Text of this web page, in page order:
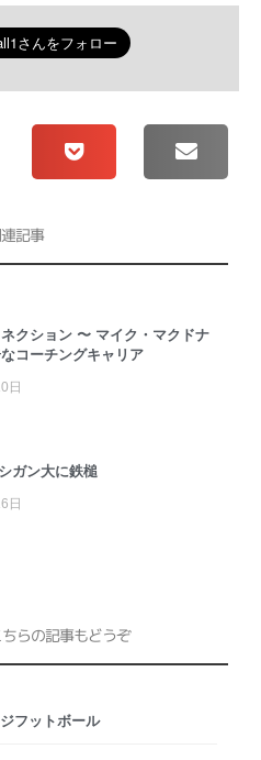
記事
クション 〜 マイク・マクドナ
コーチングキャリア
日
ガン大に鉄槌
日
ちらの記事もどうぞ
フットボール